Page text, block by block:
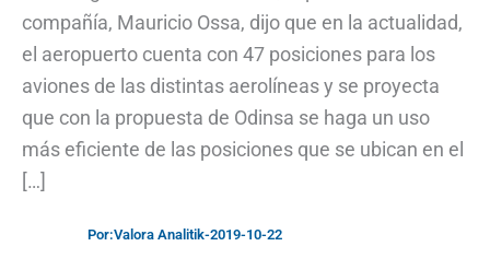
compañía, Mauricio Ossa, dijo que en la actualidad,
el aeropuerto cuenta con 47 posiciones para los
aviones de las distintas aerolíneas y se proyecta
que con la propuesta de Odinsa se haga un uso
más eficiente de las posiciones que se ubican en el
[…]
Por:Valora Analitik-2019-10-22